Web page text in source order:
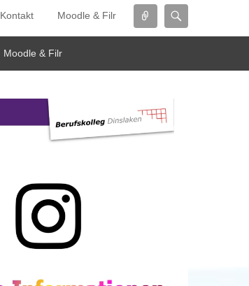
Connect
Kontakt Moodle & Filr
Moodle & Filr